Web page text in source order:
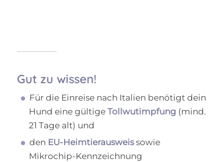
Gut zu wissen!
Für die Einreise nach Italien benötigt dein
Hund eine gültige Tollwutimpfung (mind.
21 Tage alt) und
den EU-Heimtierausweissowie
Mikrochip-Kennzeichnung